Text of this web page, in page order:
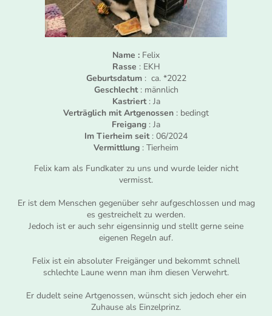
Name : Felix
Rasse : EKH
Geburtsdatum: ca. *2022
Geschlecht: männlich
Kastriert: Ja
Verträglich mit Artgenossen : bedingt
Freigang : Ja
Im Tierheim seit: 06/2024
Vermittlung : Tierheim
Felix kam als Fundkater zu uns und wurde leider nicht
vermisst.
Er ist dem Menschen gegenüber sehr aufgeschlossen und mag
es gestreichelt zu werden.
Jedoch ist er auch sehr eigensinnig und stellt gerne seine
eigenen Regeln auf.
Felix ist ein absoluter Freigänger und bekommt schnell
schlechte Laune wenn man ihm diesen Verwehrt.
Er dudelt seine Artgenossen, wünscht sich jedoch eher ein
Zuhause als Einzelprinz.